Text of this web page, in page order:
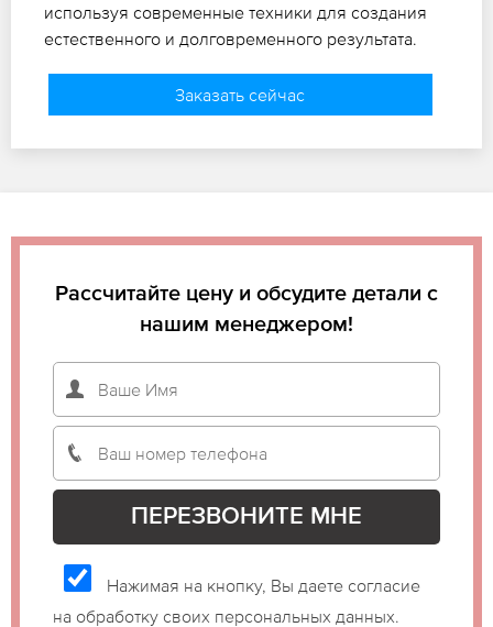
используя современные техники для создания
естественного и долговременного результата.
Заказать сейчас
Рассчитайте цену и обсудите детали с
нашим менеджером!
Нажимая на кнопку, Вы даете согласие
на обработку своих персональных данных.